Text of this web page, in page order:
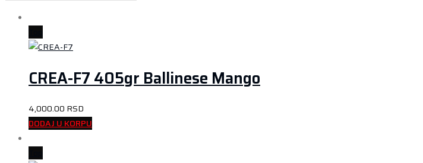
CREA-F7 405gr Ballinese Mango
4,000.00 RSD
DODAJ U KORPU